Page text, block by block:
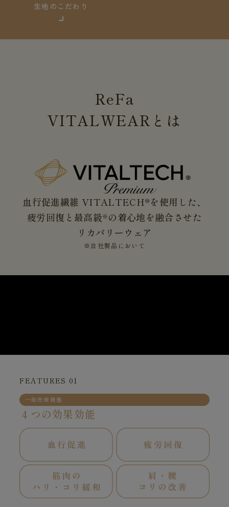
生地のこだわり
ReFa
VITALWEAR とは
血行促進繊維 VITALTECH®を使用した、
疲労回復と最高級※ の着心地を融合させた
リカバリーウェア
※自社製品において
FEATURES 01
一般医療機器
４つの効果効能